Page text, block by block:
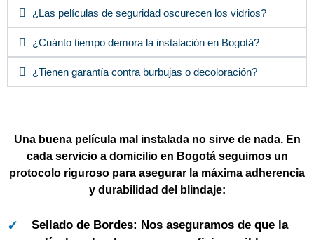
¿Las películas de seguridad oscurecen los vidrios?
¿Cuánto tiempo demora la instalación en Bogotá?
¿Tienen garantía contra burbujas o decoloración?
Una buena película mal instalada no sirve de nada. En
cada servicio a domicilio en Bogotá seguimos un
protocolo riguroso para asegurar la máxima adherencia
y durabilidad del blindaje:
Sellado de Bordes: Nos aseguramos de que la